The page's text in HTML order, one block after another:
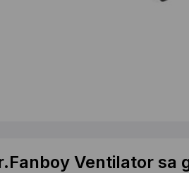
Ventilator sa